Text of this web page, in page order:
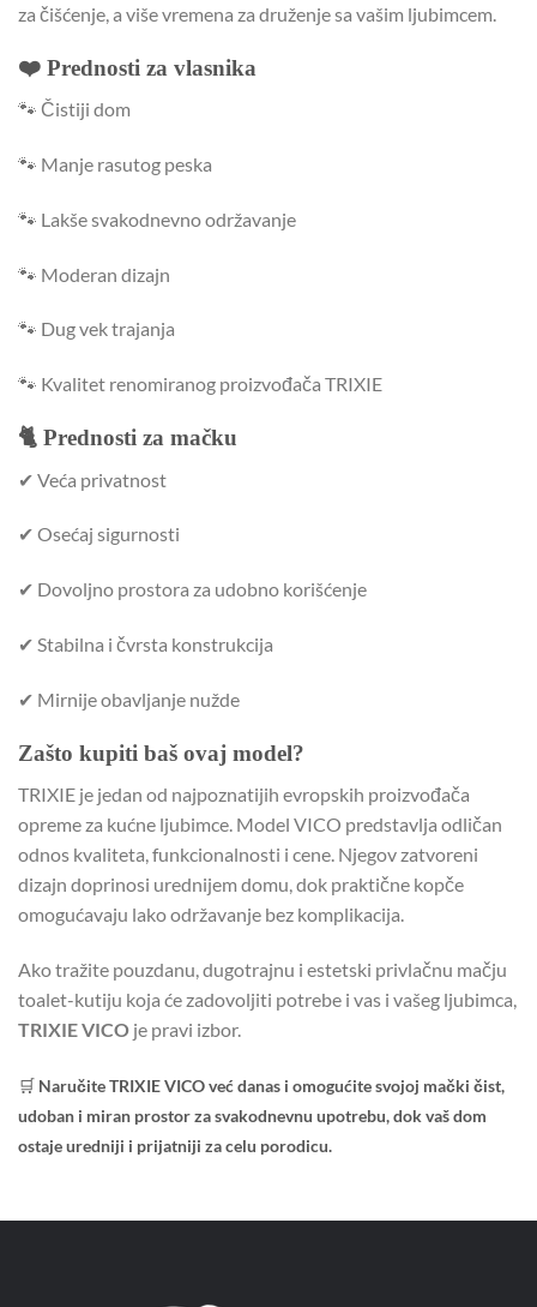
za čišćenje, a više vremena za druženje sa vašim ljubimcem.
❤️ Prednosti za vlasnika
🐾 Čistiji dom
🐾 Manje rasutog peska
🐾 Lakše svakodnevno održavanje
🐾 Moderan dizajn
🐾 Dug vek trajanja
🐾 Kvalitet renomiranog proizvođača TRIXIE
🐈 Prednosti za mačku
✔ Veća privatnost
✔ Osećaj sigurnosti
✔ Dovoljno prostora za udobno korišćenje
✔ Stabilna i čvrsta konstrukcija
✔ Mirnije obavljanje nužde
Zašto kupiti baš ovaj model?
TRIXIE je jedan od najpoznatijih evropskih proizvođača
opreme za kućne ljubimce. Model VICO predstavlja odličan
odnos kvaliteta, funkcionalnosti i cene. Njegov zatvoreni
dizajn doprinosi urednijem domu, dok praktične kopče
omogućavaju lako održavanje bez komplikacija.
Ako tražite pouzdanu, dugotrajnu i estetski privlačnu mačju
toalet-kutiju koja će zadovoljiti potrebe i vas i vašeg ljubimca,
TRIXIE VICO je pravi izbor.
🛒 Naručite TRIXIE VICO već danas i omogućite svojoj mački čist,
udoban i miran prostor za svakodnevnu upotrebu, dok vaš dom
ostaje uredniji i prijatniji za celu porodicu.